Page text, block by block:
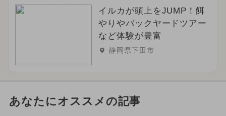
イルカが頭上をJUMP！餌
やりやバックヤードツアー
など体験が豊富
静岡県下田市
あなたにオススメの記事